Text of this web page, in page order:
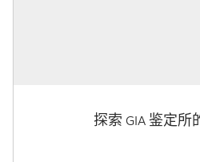
探索 GIA 鉴定所